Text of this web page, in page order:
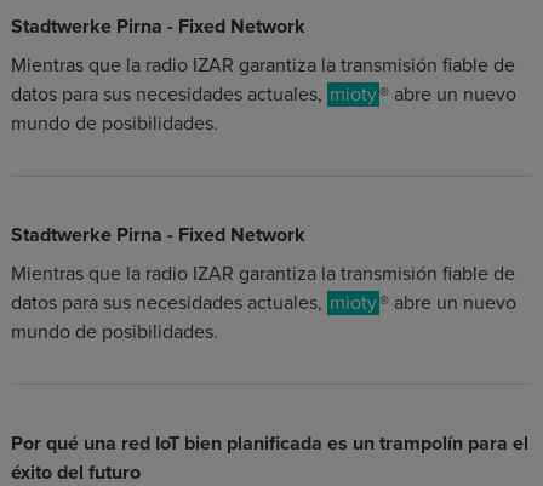
Stadtwerke Pirna - Fixed Network
Mientras que la radio IZAR garantiza la transmisión fiable de
datos para sus necesidades actuales, mioty® abre un nuevo
mundo de posibilidades.
Stadtwerke Pirna - Fixed Network
Mientras que la radio IZAR garantiza la transmisión fiable de
datos para sus necesidades actuales, mioty® abre un nuevo
mundo de posibilidades.
Por qué una red IoT bien planificada es un trampolín para el
éxito del futuro